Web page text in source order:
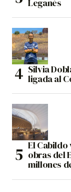
Leganés
Silvia
ligada al
El
obras del
millones